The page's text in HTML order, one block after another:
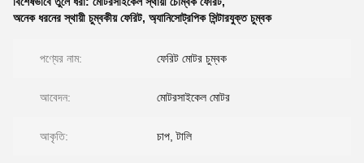
অনেক ধরনের স্থায়ী চুম্বকীয় ফেরিট, অ্যানিসোট্রপিক সিন্টারযুক্ত চুম্বক
পণ্যের নাম: ফেরিট মোটর চুম্বক
আবেদন: মোটরসাইকেল মোটর
আকৃতি: চাপ, টালি